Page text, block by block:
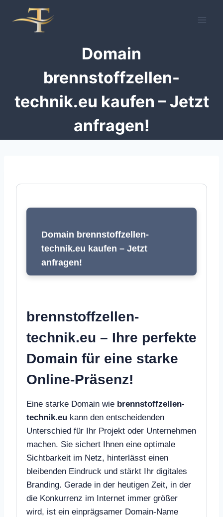
Inhalt
Domain
brennstoffzellen-
technik.eu kaufen – Jetzt
anfragen!
Domain brennstoffzellen-
technik.eu kaufen – Jetzt
anfragen!
brennstoffzellen-
technik.eu – Ihre perfekte
Domain für eine starke
Online-Präsenz!
Eine starke Domain wie brennstoffzellen-
technik.eu kann den entscheidenden
Unterschied für Ihr Projekt oder Unternehmen
machen. Sie sichert Ihnen eine optimale
Sichtbarkeit im Netz, hinterlässt einen
bleibenden Eindruck und stärkt Ihr digitales
Branding. Gerade in der heutigen Zeit, in der
die Konkurrenz im Internet immer größer
wird, ist ein einprägsamer Domain-Name